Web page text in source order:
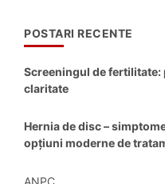
POSTARI RECENTE
Screeningul de fertilitate:
claritate
Hernia de disc –
opțiuni moderne de
ANPC